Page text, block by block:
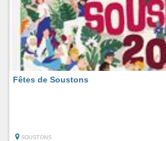
Fêtes de Soustons
SOUSTONS